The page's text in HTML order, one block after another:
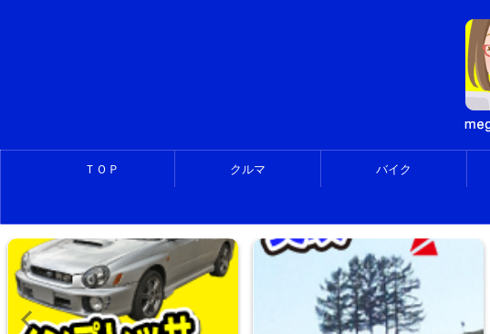
ＴＯＰ クルマ バイク